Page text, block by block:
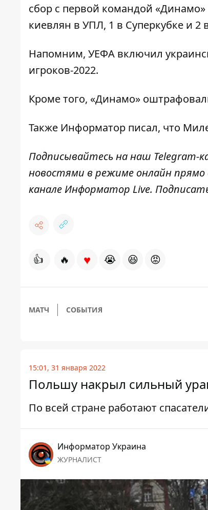
сбор с первой командой
киевлян в УПЛ, 1 в Суперкубке и 2
Напомним, УЕФА включил
игроков-2022.
Кроме того, «Динамо»
Также Информатор писал, что
Подписывайтесь на наш Telegram-
новостями в режиме онлайн прямо
канале Информатор Live.
👍 🔥 ♥ 😭 😆 😡
МАТЧ СОБЫТИЯ
15:01, 31 января 2022
Польшу накрыл сильный
По всей стране работают
Информатор Украина
ЖУРНАЛИСТ